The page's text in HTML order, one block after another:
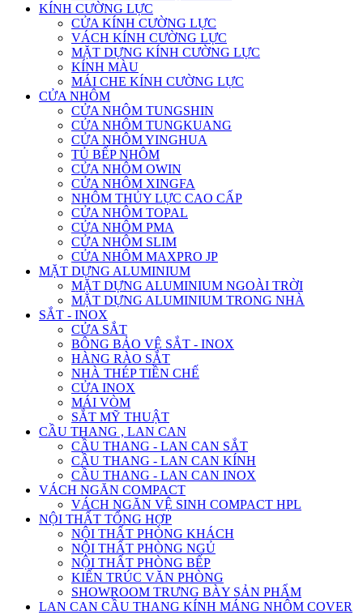
KÍNH CƯỜNG LỰC
CỬA KÍNH CƯỜNG LỰC
VÁCH KÍNH CƯỜNG LỰC
MẶT DỰNG KÍNH CƯỜNG LỰC
KÍNH MÀU
MÁI CHE KÍNH CƯỜNG LỰC
CỬA NHÔM
CỬA NHÔM TUNGSHIN
CỬA NHÔM TUNGKUANG
CỬA NHÔM YINGHUA
TỦ BẾP NHÔM
CỬA NHÔM OWIN
CỬA NHÔM XINGFA
NHÔM THỦY LỰC CAO CẤP
CỬA NHÔM TOPAL
CỬA NHÔM PMA
CỬA NHÔM SLIM
CỬA NHÔM MAXPRO JP
MẶT DỰNG ALUMINIUM
MẶT DỰNG ALUMINIUM NGOÀI TRỜI
MẶT DỰNG ALUMINIUM TRONG NHÀ
SẮT - INOX
CỬA SẮT
BÔNG BẢO VỆ SẮT - INOX
HÀNG RÀO SẮT
NHÀ THÉP TIỀN CHẾ
CỬA INOX
MÁI VÒM
SẮT MỸ THUẬT
CẦU THANG , LAN CAN
CẦU THANG - LAN CAN SẮT
CẦU THANG - LAN CAN KÍNH
CẦU THANG - LAN CAN INOX
VÁCH NGĂN COMPACT
VÁCH NGĂN VỆ SINH COMPACT HPL
NỘI THẤT TỔNG HỢP
NỘI THẤT PHÒNG KHÁCH
NỘI THẤT PHÒNG NGỦ
NỘI THẤT PHÒNG BẾP
KIẾN TRÚC VĂN PHÒNG
SHOWROOM TRƯNG BÀY SẢN PHẨM
LAN CAN CẦU THANG KÍNH MÁNG NHÔM COVER